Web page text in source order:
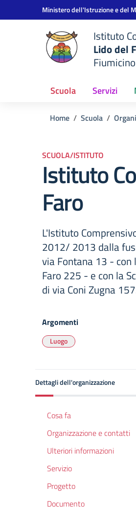
Vai ai contenuti
Vai al menu di navigazioneMinistero dell'Istruzione e del
Istituto
Lido del
Scuola Servizi
Home Scuola
SCUOLA/ISTITUTO
Istituto
Faro
L'Istituto
2012/ 2013 dalla
via Fontana 13 - con
Faro 225 - e con la
di via Coni Zugna
Argomenti
Luogo
Dettagli dell'organizzazione
Cosa fa
Organizzazione e contatti
Ulteriori informazioni
Servizio
Progetto
Documento